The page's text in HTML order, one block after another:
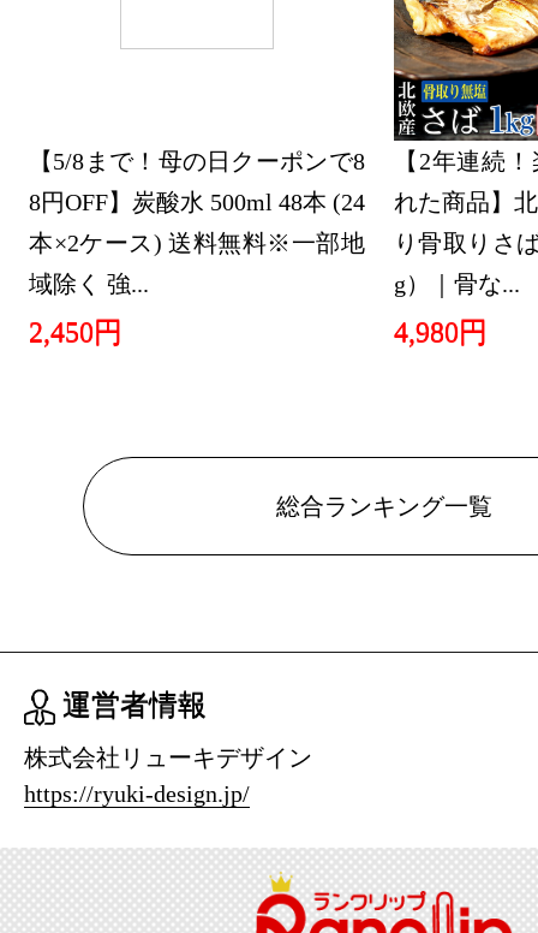
【5/8まで！母の日クーポンで8
8円OFF】炭酸水 500ml 48本 (24
本×2ケース) 送料無料※一部地
域除く 強...
2,450円
【2年連続
れた商品】
り骨取りさ
g）｜骨な...
4,980円
総合ランキング一覧
運営者情報
株式会社リューキデザイン
https://ryuki-design.jp/